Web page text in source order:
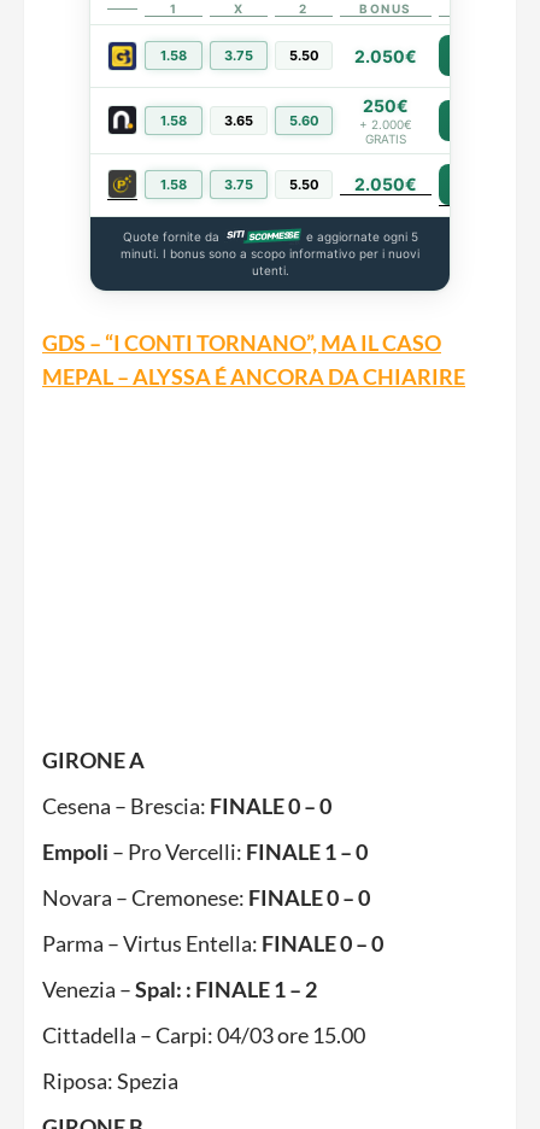
1 X 2 BONUS
1.58 3.75 5.50 2.050€
1.58 3.65 5.60
250€
+ 2.000€
GRATIS
1.58 3.75 5.50 2.050€
Quote fornite da
e aggiornate ogni 5
minuti. I bonus sono a scopo informativo per i nuovi
utenti.
GDS – “I CONTI TORNANO”, MA IL CASO
MEPAL – ALYSSA É ANCORA DA CHIARIRE
GIRONE A
Cesena – Brescia: FINALE 0 – 0
Empoli – Pro Vercelli: FINALE 1 – 0
Novara – Cremonese: FINALE 0 – 0
Parma – Virtus Entella: FINALE 0 – 0
Venezia –Spal: : FINALE 1 – 2
Cittadella – Carpi: 04/03 ore 15.00
Riposa: Spezia